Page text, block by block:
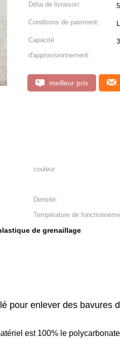
Délai de livraison:
Conditions de paiement:
Capacité
d'approvisionnement:
meilleur prix
couleur:
Densité:
Température de
de grenaillage
pour enlever des bavures
est 100% le